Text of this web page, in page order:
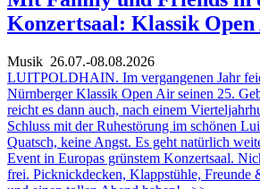
Konzertsaal: Klassik
Musik 26.07.-08.08.2026
LUITPOLDHAIN. Im vergangenen Jahr
Nürnberger Klassik Open Air seinen 25.
reicht es dann auch, nach einem
Schluss mit der Ruhestörung im schönen
Quatsch, keine Angst. Es geht natürlich
Event in Europas grünstem Konzertsaal.
frei. Picknickdecken, Klappstühle, Freunde